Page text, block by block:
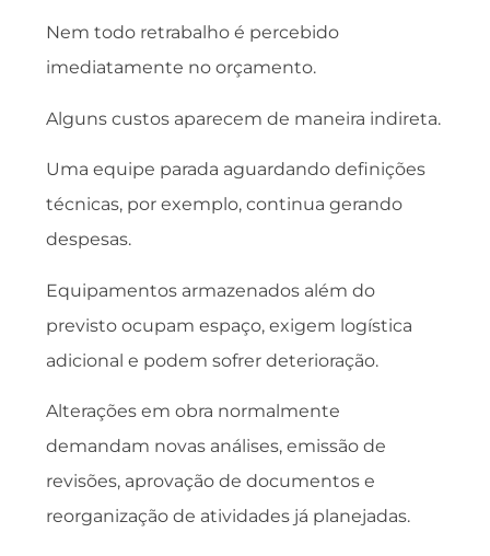
Nem todo retrabalho é percebido
imediatamente no orçamento.
Alguns custos aparecem de maneira indireta.
Uma equipe parada aguardando definições
técnicas, por exemplo, continua gerando
despesas.
Equipamentos armazenados além do
previsto ocupam espaço, exigem logística
adicional e podem sofrer deterioração.
Alterações em obra normalmente
demandam novas análises, emissão de
revisões, aprovação de documentos e
reorganização de atividades já planejadas.